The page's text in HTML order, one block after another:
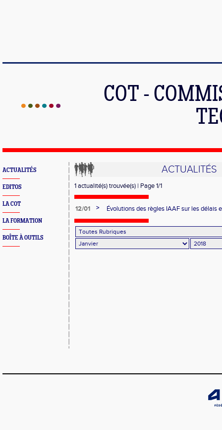
COT -
ACTUALITÉS
EDITOS
LA COT
LA FORMATION
BOÎTE À OUTILS
ACTUALITÉS
1 actualité(s) trouvée(s) | Page 1/1
12/01 > Évolutions des règles IAAF sur les délais